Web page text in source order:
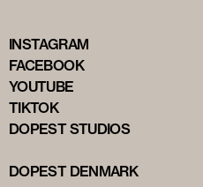
INSTAGRAM
FACEBOOK
YOUTUBE
TIKTOK
DOPEST STUDIOS
DOPEST DENMARK